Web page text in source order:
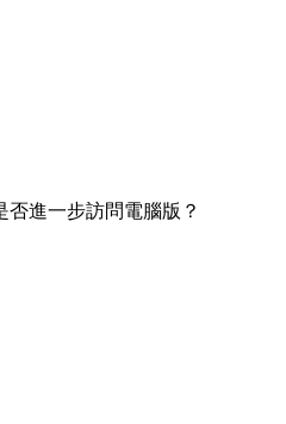
進一步訪問電腦版？